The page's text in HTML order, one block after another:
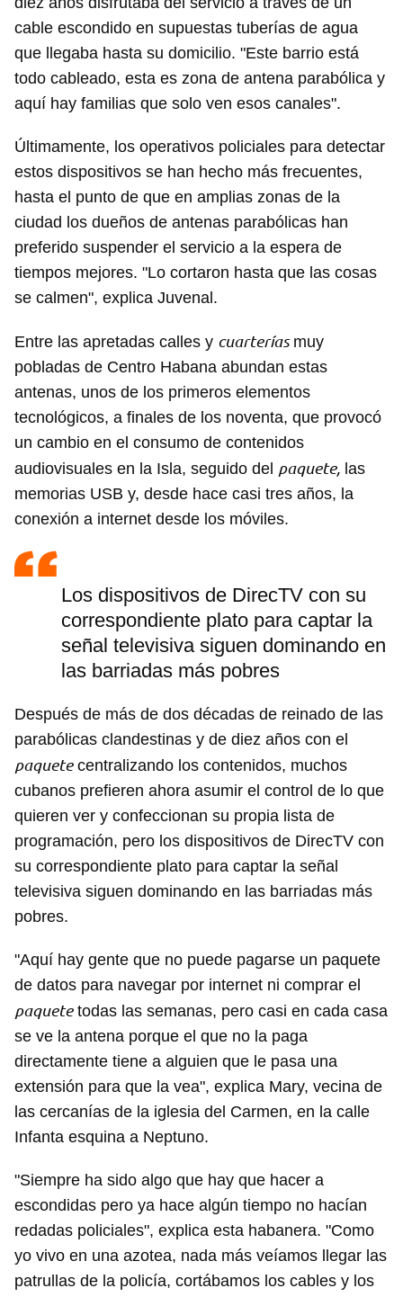
cable escondido en supuestas tuberías de agua
que llegaba hasta su domicilio. "Este barrio está
todo cableado, esta es zona de antena parabólica y
aquí hay familias que solo ven esos canales".
Últimamente, los operativos policiales para detectar
estos dispositivos se han hecho más frecuentes,
hasta el punto de que en amplias zonas de la
ciudad los dueños de antenas parabólicas han
preferido suspender el servicio a la espera de
tiempos mejores. "Lo cortaron hasta que las cosas
se calmen", explica Juvenal.
Entre las apretadas calles y cuarteríasmuy
pobladas de Centro Habana abundan estas
antenas, unos de los primeros elementos
tecnológicos, a finales de los noventa, que provocó
un cambio en el consumo de contenidos
audiovisuales en la Isla, seguido del paquete, las
memorias USB y, desde hace casi tres años, la
conexión a internet desde los móviles.
Los dispositivos de DirecTV con su
correspondiente plato para captar la
señal televisiva siguen dominando en
las barriadas más pobres
Después de más de dos décadas de reinado de las
parabólicas clandestinas y de diez años con el
paquetecentralizando los contenidos, muchos
cubanos prefieren ahora asumir el control de lo que
quieren ver y confeccionan su propia lista de
programación, pero los dispositivos de DirecTV con
su correspondiente plato para captar la señal
televisiva siguen dominando en las barriadas más
pobres.
"Aquí hay gente que no puede pagarse un paquete
de datos para navegar por internet ni comprar el
paquetetodas las semanas, pero casi en cada casa
se ve la antena porque el que no la paga
directamente tiene a alguien que le pasa una
extensión para que la vea", explica Mary, vecina de
las cercanías de la iglesia del Carmen, en la calle
Infanta esquina a Neptuno.
"Siempre ha sido algo que hay que hacer a
escondidas pero ya hace algún tiempo no hacían
redadas policiales", explica esta habanera. "Como
yo vivo en una azotea, nada más veíamos llegar las
patrullas de la policía, cortábamos los cables y los